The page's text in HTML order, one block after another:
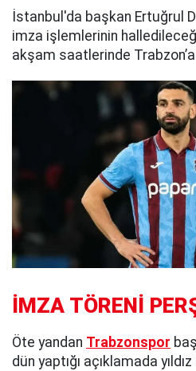
İstanbul'da başkan Ertuğrul
imza işlemlerinin
akşam saatlerinde
İMZA TÖRENİ
Öte yandan Trabzonspor
dün yaptığı açıklamada